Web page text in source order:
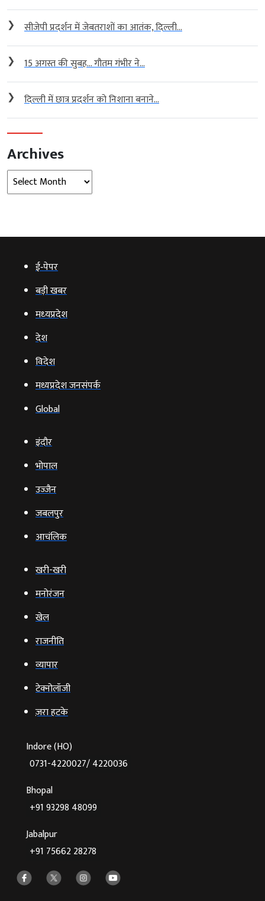
❯ सीजेपी प्रदर्शन में जेबतराशों का आतंक, दिल्ली...
❯ 15 अगस्त की सुबह… गौतम गंभीर ने...
❯ दिल्ली में छात्र प्रदर्शन को निशाना बनाने...
Archives
Archives
ई‑पेपर
बड़ी खबर
मध्‍यप्रदेश
देश
विदेश
मध्यप्रदेश जनसंपर्क
Global
इंदौर
भोपाल
उज्‍जैन
जबलपुर
आचंलिक
खरी-खरी
मनोरंजन
खेल
राजनीति
व्‍यापार
टेक्‍नोलॉजी
ज़रा हटके
Indore (HO)
0731-4220027/ 4220036
Bhopal
+91 93298 48099
Jabalpur
+91 75662 28278